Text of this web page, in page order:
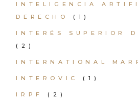
INTELIGENCIA
DERECHO
(1)
INTERÉS SUPERIOR
(2)
INTERNATIONAL
INTEROVIC (1)
IRPF (2)